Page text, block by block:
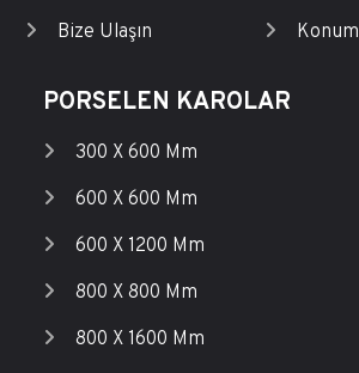
Bize Ulaşın
Konum
PORSELEN KAROLAR
300 X 600 Mm
600 X 600 Mm
600 X 1200 Mm
800 X 800 Mm
800 X 1600 Mm